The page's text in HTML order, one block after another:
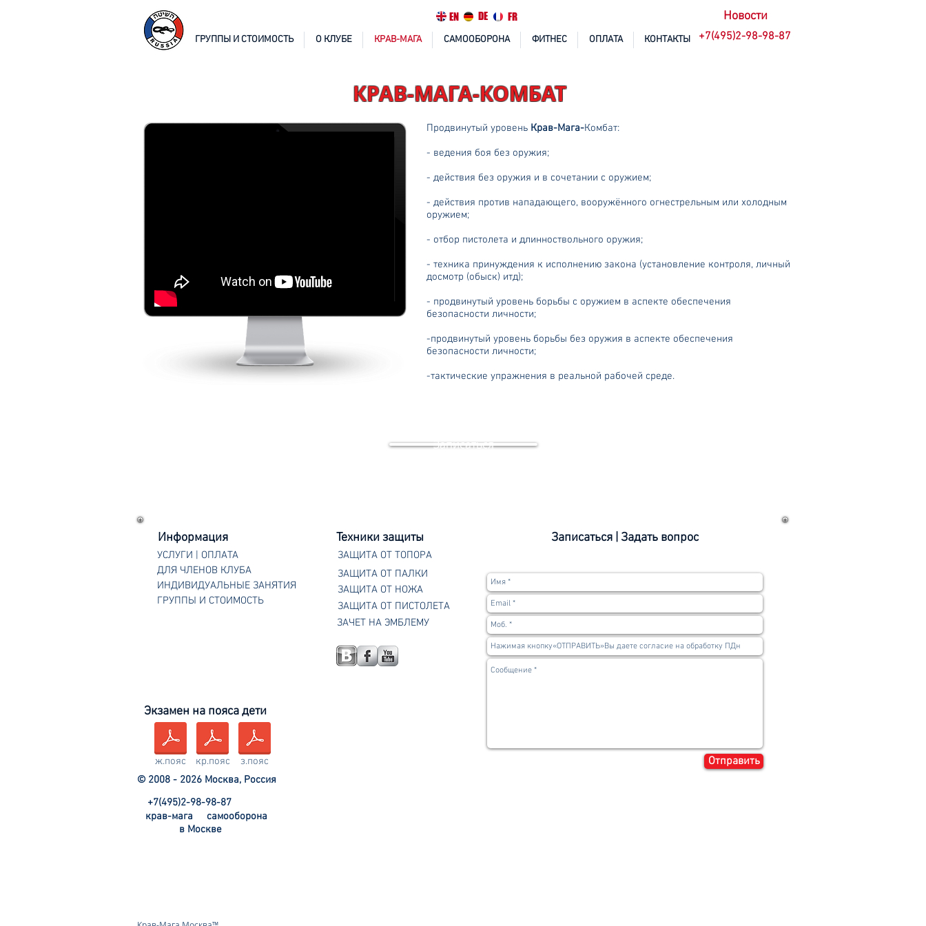
EN DE FR
ГРУППЫ И СТОИМОСТЬ О КЛУБЕ КРАВ-МАГА САМООБОРОНА ФИТНЕС ОПЛАТА КОНТАКТЫ
Новости
+7(495)2-98-98-87
КРАВ-МАГА-КОМБАТ
Продвинутый уровень Крав-Мага-Комбат:
- ведения боя без оружия;
- действия без оружия и в сочетании с оружием;
- действия против нападающего, вооружённого огнестрельным или холодным
оружием;
- отбор пистолета и длинноствольного оружия;
- техника принуждения к исполнению закона (установление контроля, личный
досмотр (обыск) итд);
- продвинутый уровень борьбы с оружием в аспекте обеспечения
безопасности личности;
-продвинутый уровень борьбы без оружия в аспекте обеспечения
безопасности личности;
-тактические упражнения в реальной рабочей среде.
Записаться
Информация
УСЛУГИ | ОПЛАТА
ДЛЯ ЧЛЕНОВ КЛУБА
ИНДИВИДУАЛЬНЫЕ ЗАНЯТИЯ
ГРУППЫ И СТОИМОСТЬ
Экзамен на пояса дети
ж.пояс кр.пояс
з.пояс
© 2008 - 2026 Москва, Россия
Техники защиты
ЗАЩИТА ОТ ТОПОРА
ЗАЩИТА ОТ ПАЛКИ
ЗАЩИТА ОТ НОЖА
ЗАЩИТА ОТ ПИСТОЛЕТА
ЗАЧЕТ НА ЭМБЛЕМУ
Записаться | Задать вопрос
Отправить
+7(495)2-98-98-87
крав-мага
самооборона
в Москве